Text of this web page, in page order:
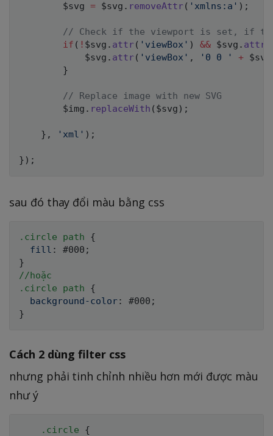
        $svg
= $svg . removeAttr( 'xmlns:a' ) ;
// Check if the viewport is set, if
if ( ! $svg . attr( 'viewBox' ) && $svg . attr
            $svg
. attr( 'viewBox' , '0 0 ' + $svg
}
// Replace image with new SVG
        $img
. replaceWith ( $svg ) ;
} , 'xml' ) ;
} ) ;
sau đó thay đổi màu bằng css
.circle path
{
fill : #000 ;
}
//hoặc
.circle path
{
background-color: #000 ;
}
Cách 2 dùng filter css
nhưng phải tinh chỉnh nhiều hơn mới được màu
như ý
.circle {